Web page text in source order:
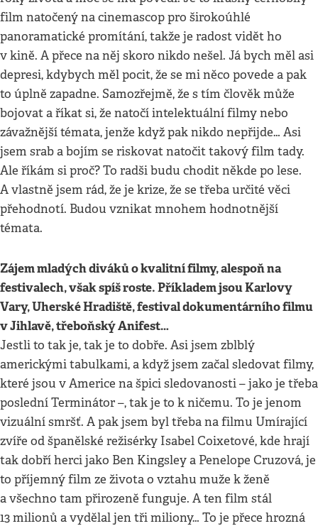
film natočený na cinemascop pro širokoúhlé
panoramatické promítání, takže je radost vidět ho
v kině. A přece na něj skoro nikdo nešel. Já bych měl asi
depresi, kdybych měl pocit, že se mi něco povede a pak
to úplně zapadne. Samozřejmě, že s tím člověk může
bojovat a říkat si, že natočí intelektuální filmy nebo
závažnější témata, jenže když pak nikdo nepřijde… Asi
jsem srab a bojím se riskovat natočit takový film tady.
Ale říkám si proč? To radši budu chodit někde po lese.
A vlastně jsem rád, že je krize, že se třeba určité věci
přehodnotí. Budou vznikat mnohem hodnotnější
témata.
Zájem mladých diváků o kvalitní filmy, alespoň na
festivalech, však spíš roste. Příkladem jsou Karlovy
Vary, Uherské Hradiště, festival dokumentárního filmu
v Jihlavě, třeboňský Anifest…
Jestli to tak je, tak je to dobře. Asi jsem zblblý
americkými tabulkami, a když jsem začal sledovat filmy,
které jsou v Americe na špici sledovanosti – jako je třeba
poslední Terminátor –, tak je to k ničemu. To je jenom
vizuální smršť. A pak jsem byl třeba na filmu Umírající
zvíře od španělské režisérky Isabel Coixetové, kde hrají
tak dobří herci jako Ben Kingsley a Penelope Cruzová, je
to příjemný film ze života o vztahu muže k ženě
a všechno tam přirozeně funguje. A ten film stál
13 milionů a vydělal jen tři miliony… To je přece hrozná